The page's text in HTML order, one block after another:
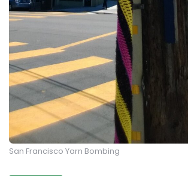
San Francisco Yarn Bombing